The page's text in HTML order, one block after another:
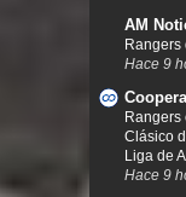
AM
Rangers
Hace 9
Rangers
Clásico
Liga de
Hace 9